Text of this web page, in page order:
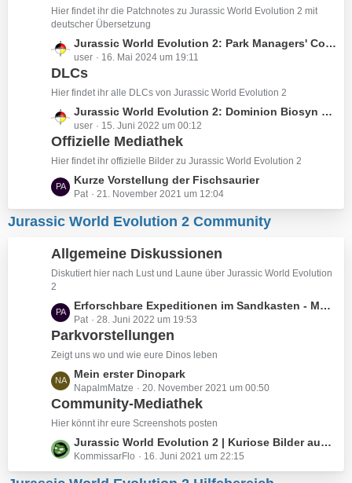
z
t
B
e
i
r
ä
g
e
Hier findet ihr die Patchnotes zu Jurassic World Evolution 2 mit
deutscher Übersetzung
L
t
z
e
B
t
ä
e
Jurassic World Evolution 2: Park Managers' Collection Pack and Update 10
user 16. Mai 2024 um 19:11
DLCs
Hier findet ihr alle DLCs von Jurassic World Evolution 2
L
t
z
e
e
t
r
ä
e
Jurassic World Evolution 2: Dominion Biosyn Erweiterung und Update 3 sind jetzt verfügbar!
user 15. Juni 2022 um 00:12
Offizielle Mediathek
Hier findet ihr offizielle Bilder zu Jurassic World Evolution 2
L
e
t
z
e
B
e
i
t
r
ä
e
Kurze Vorstellung der Fischsaurier
Pat 21. November 2021 um 12:04
Jurassic World Evolution 2 Community
Allgemeine Diskussionen
Diskutiert hier nach Lust und Laune über Jurassic World Evolution
2
L
e
t
z
e
B
t
ä
Erforschbare Expeditionen im Sandkasten - Modus
Pat 28. Juni 2022 um 19:53
Parkvorstellungen
Zeigt uns wo und wie eure Dinos leben
L
e
t
z
e
Mein erster Dinopark
NapalmMatze 20. November 2021 um 00:50
Community-Mediathek
Hier könnt ihr eure Screenshots posten
L
e
t
Jurassic World Evolution 2 | Kuriose Bilder aus euren Parks
KommissarFlo 16. Juni 2021 um 22:15